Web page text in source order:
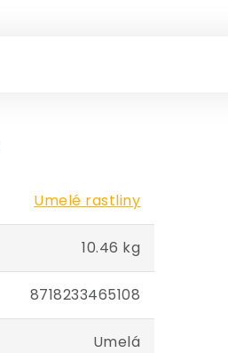
Umelé rastliny
10.46 kg
8718233465108
Umelá